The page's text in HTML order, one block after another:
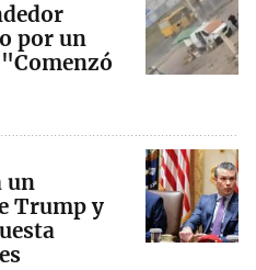
por un
un
Trump y